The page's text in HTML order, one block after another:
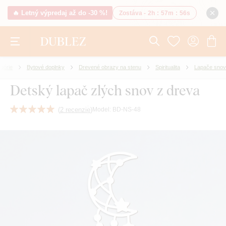
🔥 Letný výpredaj až do -30 %! Zostáva - 2h : 57m : 55s
Bytové doplnky Drevené obrazy na stenu Spiritualita Lapače snov
Detský lapač zlých snov z dreva
(2 recenzie) Model: BD-NS-48